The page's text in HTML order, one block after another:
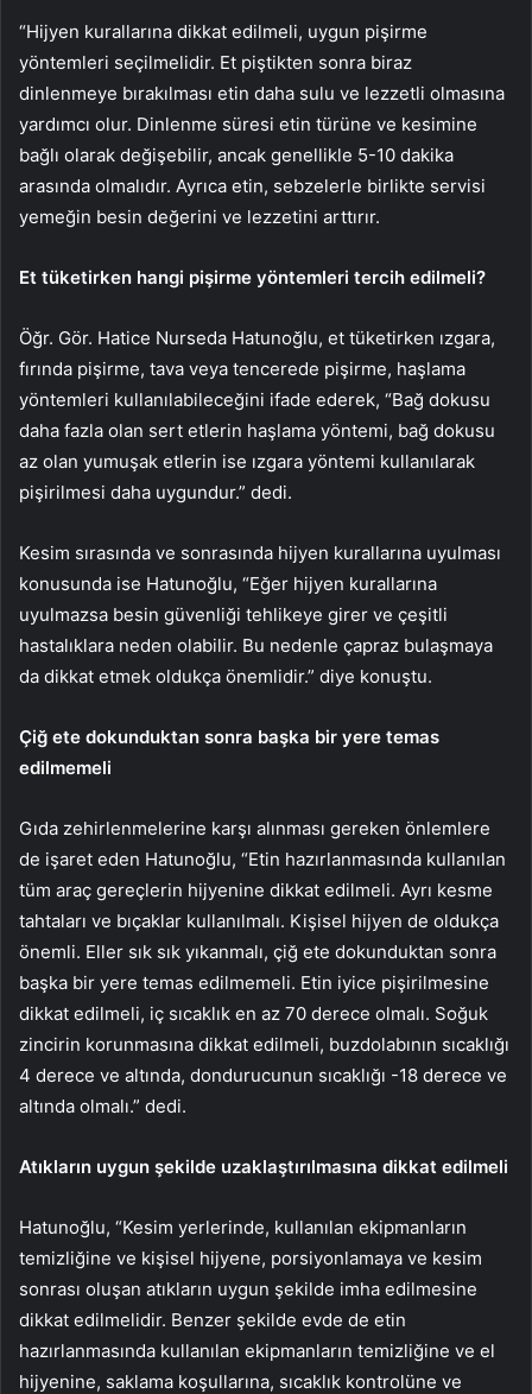
“Hijyen kurallarına dikkat edilmeli, uygun pişirme
yöntemleri seçilmelidir. Et piştikten sonra biraz
dinlenmeye bırakılması etin daha sulu ve lezzetli olmasına
yardımcı olur. Dinlenme süresi etin türüne ve kesimine
bağlı olarak değişebilir, ancak genellikle 5-10 dakika
arasında olmalıdır. Ayrıca etin, sebzelerle birlikte servisi
yemeğin besin değerini ve lezzetini arttırır.
Et tüketirken hangi pişirme yöntemleri tercih edilmeli?
Öğr. Gör. Hatice Nurseda Hatunoğlu, et tüketirken ızgara,
fırında pişirme, tava veya tencerede pişirme, haşlama
yöntemleri kullanılabileceğini ifade ederek, “Bağ dokusu
daha fazla olan sert etlerin haşlama yöntemi, bağ dokusu
az olan yumuşak etlerin ise ızgara yöntemi kullanılarak
pişirilmesi daha uygundur.” dedi.
Kesim sırasında ve sonrasında hijyen kurallarına uyulması
konusunda ise Hatunoğlu, “Eğer hijyen kurallarına
uyulmazsa besin güvenliği tehlikeye girer ve çeşitli
hastalıklara neden olabilir. Bu nedenle çapraz bulaşmaya
da dikkat etmek oldukça önemlidir.” diye konuştu.
Çiğ ete dokunduktan sonra başka bir yere temas
edilmemeli
Gıda zehirlenmelerine karşı alınması gereken önlemlere
de işaret eden Hatunoğlu, “Etin hazırlanmasında kullanılan
tüm araç gereçlerin hijyenine dikkat edilmeli. Ayrı kesme
tahtaları ve bıçaklar kullanılmalı. Kişisel hijyen de oldukça
önemli. Eller sık sık yıkanmalı, çiğ ete dokunduktan sonra
başka bir yere temas edilmemeli. Etin iyice pişirilmesine
dikkat edilmeli, iç sıcaklık en az 70 derece olmalı. Soğuk
zincirin korunmasına dikkat edilmeli, buzdolabının sıcaklığı
4 derece ve altında, dondurucunun sıcaklığı -18 derece ve
altında olmalı.” dedi.
Atıkların uygun şekilde uzaklaştırılmasına dikkat edilmeli
Hatunoğlu, “Kesim yerlerinde, kullanılan ekipmanların
temizliğine ve kişisel hijyene, porsiyonlamaya ve kesim
sonrası oluşan atıkların uygun şekilde imha edilmesine
dikkat edilmelidir. Benzer şekilde evde de etin
hazırlanmasında kullanılan ekipmanların temizliğine ve el
hijyenine, saklama koşullarına, sıcaklık kontrolüne ve